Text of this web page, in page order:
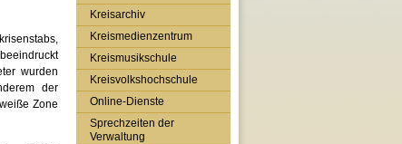
risenstabs,
beeindruckt
wurden
der
Zone
Kreisarchiv
Kreismedienzentrum
Kreismusikschule
Kreisvolkshochschule
Online-Dienste
Sprechzeiten der
Verwaltung